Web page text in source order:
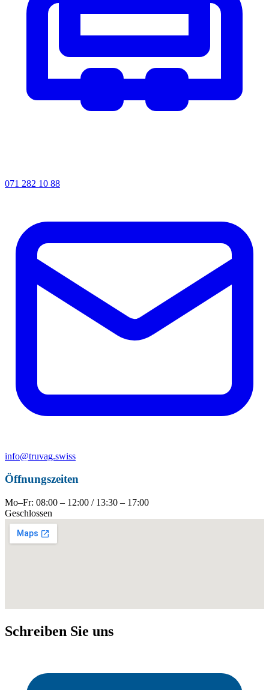
071 282 10 88
info@truvag.swiss
Öffnungszeiten
Mo–Fr: 08:00 – 12:00 / 13:30 – 17:00
Geschlossen
Schreiben Sie uns